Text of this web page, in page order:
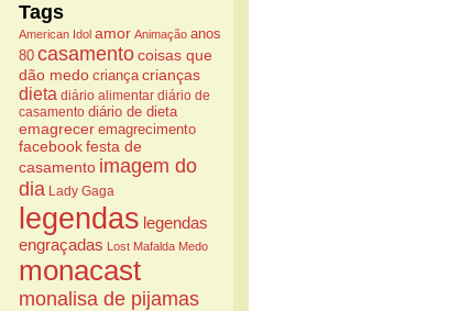
Tags
American Idol amor Animação anos
80 casamentocoisas que
dão medo criança crianças
dieta diário alimentar diário de
casamento diário de dieta
emagrecer emagrecimento
facebookfesta de
casamento imagem do
dia Lady Gaga
legendas legendas
engraçadas Lost Mafalda Medo
monacast
monalisa de pijamas